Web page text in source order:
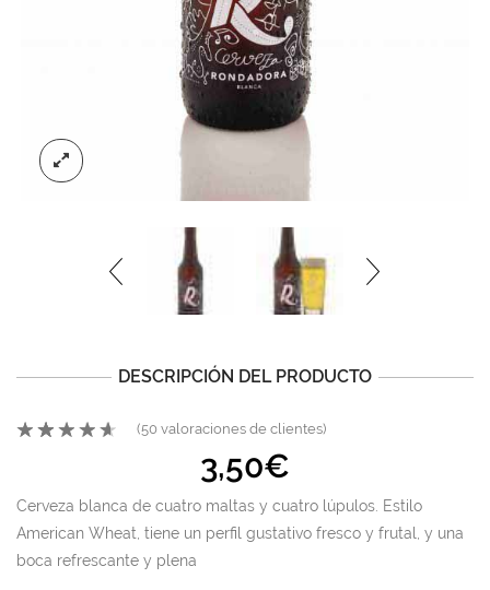
DESCRIPCIÓN DEL PRODUCTO
(50 valoraciones de clientes)
3,50€
Cerveza blanca de cuatro maltas y cuatro lúpulos. Estilo
American Wheat, tiene un perfil gustativo fresco y frutal, y una
boca refrescante y plena